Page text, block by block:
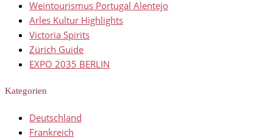
Weintourismus Portugal Alentejo
Arles Kultur Highlights
Victoria Spirits
Zürich Guide
EXPO 2035 BERLIN
Kategorien
Deutschland
Frankreich